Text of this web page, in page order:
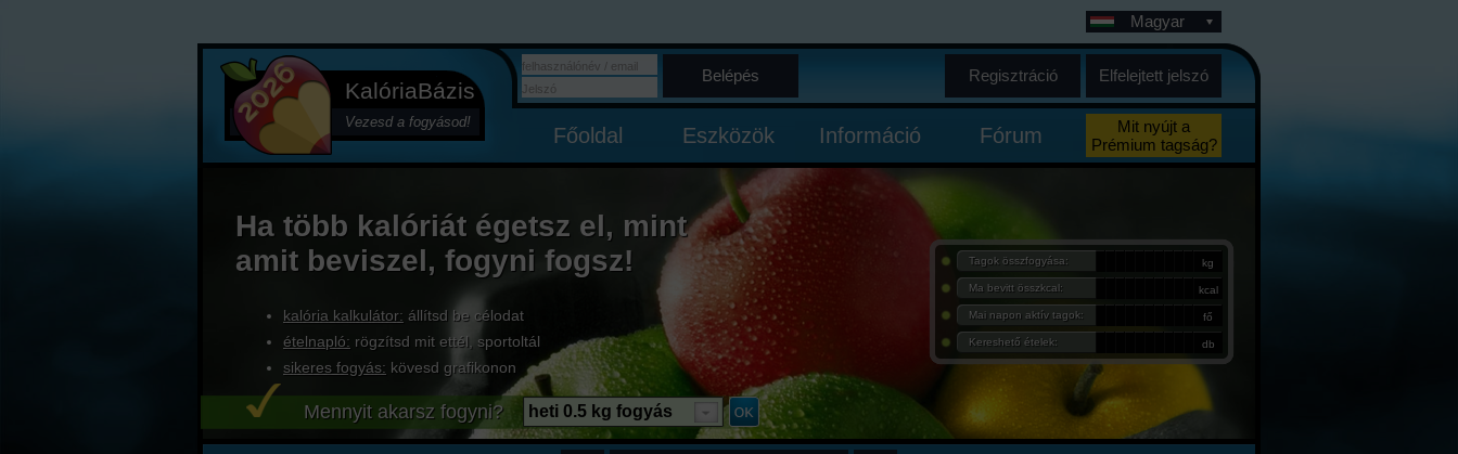
KalóriaBázis
Vezesd a fogyásod!
Magyar
Belépés Regisztráció Elfelejtett jelszó
Főoldal Eszközök Információ Fórum
Mit nyújt a
Prémium tagság?
Ha több kalóriát égetsz el, mint
amit beviszel, fogyni fogsz!
kalória kalkulátor: állítsd be célodat
ételnapló: rögzítsd mit ettél, sportoltál
sikeres fogyás: kövesd grafikonon
Tagok összfogyása: kg
Ma bevitt összkcal: kcal
Mai napon aktív tagok: fő
Kereshető ételek: db
Mennyit akarsz fogyni? heti 0.5 kg fogyás